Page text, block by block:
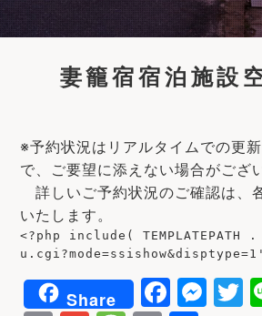
妻籠宿宿泊施設
※予約状況はリアルタイムでの更
で、ご要望に添えない場合がござ
詳しいご予約状況のご確認は、
いたします。
<?php include( TEMPLATEPATH
Share
F
M